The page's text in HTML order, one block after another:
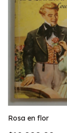
Rosa en flor